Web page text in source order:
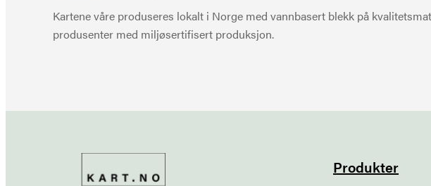
Kartene våre produseres lokalt i Norge med vannbasert blekk på
produsenter med miljøsertifisert produksjon.
Produkter